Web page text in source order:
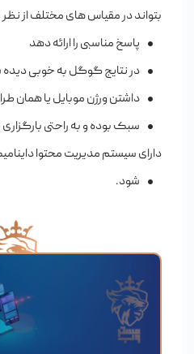
بتواند در مقیاس های مختلف از
پاسخ مناسبی را ارائه دهد
در نتایج گوگل به خوبی
داشتن ورژن موبایل یا همان
سبک بوده و به راحتی
دارای سیستم مدیریت محتوا
شود.